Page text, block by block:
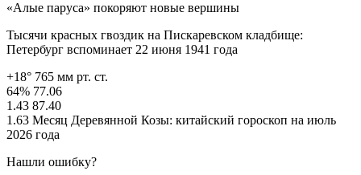
«Алые паруса» покоряют новые вершины
Тысячи красных гвоздик на Пискаревском кладбище:
Петербург вспоминает 22 июня 1941 года
+18° 765 мм рт. ст.
64% 77.06
1.43 87.40
1.63 Месяц Деревянной Козы: китайский гороскоп на июль
2026 года
Нашли ошибку?